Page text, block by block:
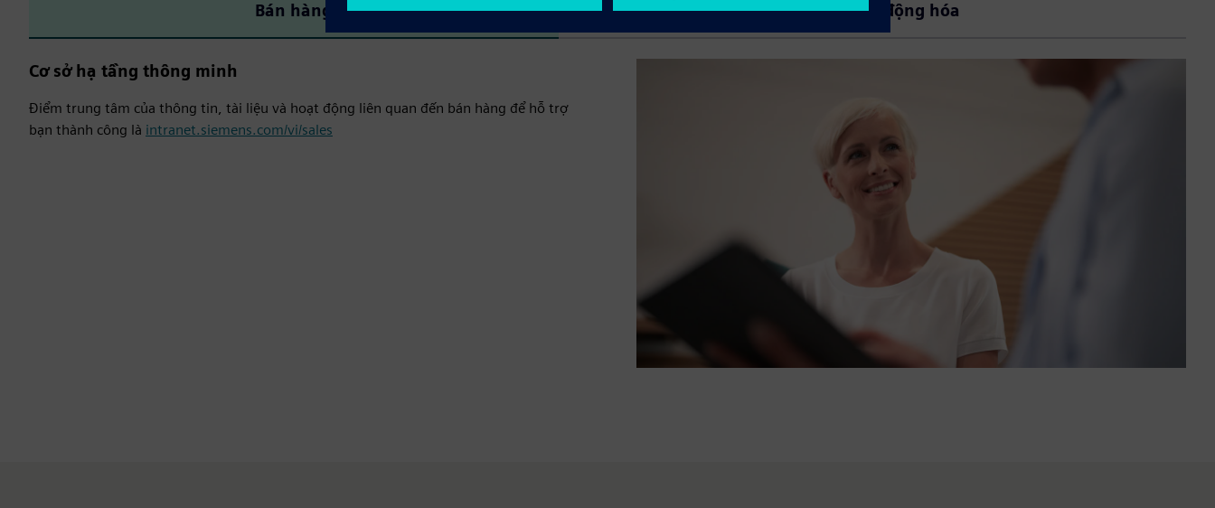
Bán hàng Bảo vệ & Tự động hóa
Cơ sở hạ tầng thông minh
Điểm trung tâm của thông tin, tài liệu và hoạt động liên quan đến bán hàng để hỗ trợ
bạn thành công là intranet.siemens.com/vi/sales